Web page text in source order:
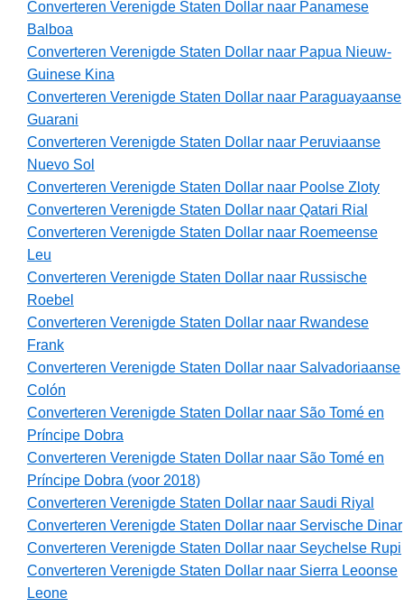
Converteren Verenigde Staten Dollar naar Panamese
Balboa
Converteren Verenigde Staten Dollar naar Papua Nieuw-
Guinese Kina
Converteren Verenigde Staten Dollar naar Paraguayaanse
Guarani
Converteren Verenigde Staten Dollar naar Peruviaanse
Nuevo Sol
Converteren Verenigde Staten Dollar naar Poolse Zloty
Converteren Verenigde Staten Dollar naar Qatari Rial
Converteren Verenigde Staten Dollar naar Roemeense
Leu
Converteren Verenigde Staten Dollar naar Russische
Roebel
Converteren Verenigde Staten Dollar naar Rwandese
Frank
Converteren Verenigde Staten Dollar naar Salvadoriaanse
Colón
Converteren Verenigde Staten Dollar naar São Tomé en
Príncipe Dobra
Converteren Verenigde Staten Dollar naar São Tomé en
Príncipe Dobra (voor 2018)
Converteren Verenigde Staten Dollar naar Saudi Riyal
Converteren Verenigde Staten Dollar naar Servische Dinar
Converteren Verenigde Staten Dollar naar Seychelse Rupi
Converteren Verenigde Staten Dollar naar Sierra Leoonse
Leone